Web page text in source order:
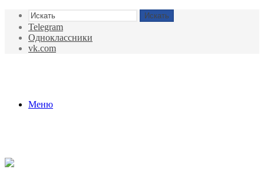
Искать
Telegram
Одноклассники
vk.com
Меню